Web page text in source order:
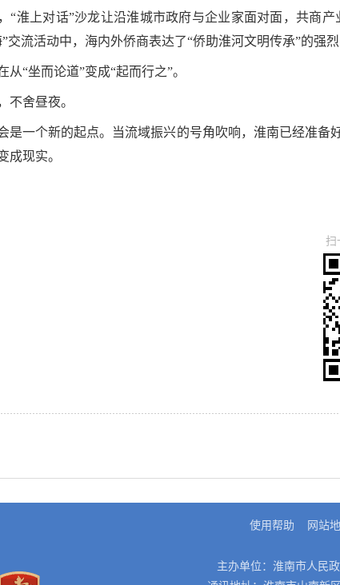
“淮上对话”沙龙让沿淮城市政府与企业家面对面，共商
交流活动中，海内外侨商表达了“侨助淮河文明传承”的强烈
从“坐而论道”变成“起而行之”。
不舍昼夜。
是一个新的起点。当流域振兴的号角吹响，淮南已经准备
成现实。
扫
使用帮助 网站
主办单位：淮南市人民